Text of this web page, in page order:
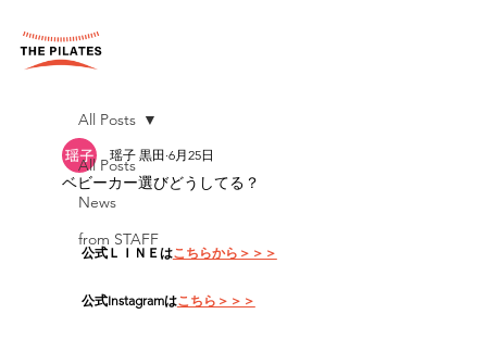
All Posts
News
from STAFF
All Posts
ベビーカー選びどうしてる？
瑶子 黒田 6月25日
公式ＬＩＮＥはこちらから＞＞＞
公式Instagramはこちら＞＞＞